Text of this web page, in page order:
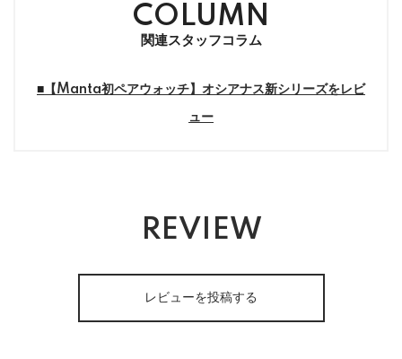
COLUMN
関連スタッフコラム
■ 【Manta初ペアウォッチ】オシアナス新シリーズをレビ
ュー
REVIEW
レビューを投稿する